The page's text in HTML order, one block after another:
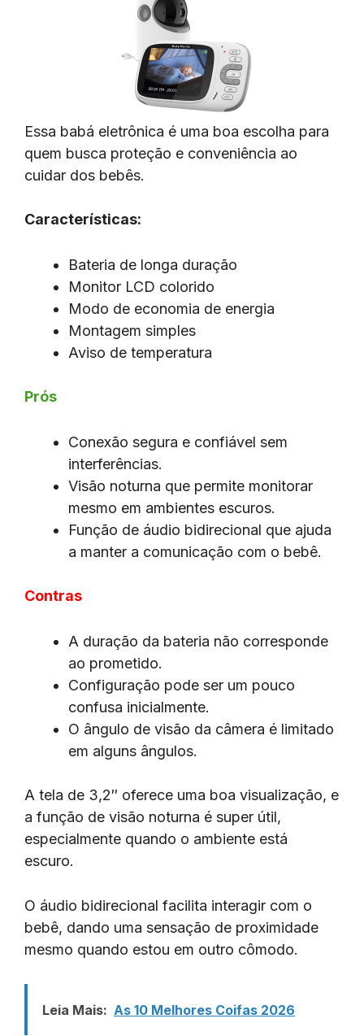
Essa babá eletrônica é uma boa escolha para
quem busca proteção e conveniência ao
cuidar dos bebês.
Características:
Bateria de longa duração
Monitor LCD colorido
Modo de economia de energia
Montagem simples
Aviso de temperatura
Prós
Conexão segura e confiável sem
interferências.
Visão noturna que permite monitorar
mesmo em ambientes escuros.
Função de áudio bidirecional que ajuda
a manter a comunicação com o bebê.
Contras
A duração da bateria não corresponde
ao prometido.
Configuração pode ser um pouco
confusa inicialmente.
O ângulo de visão da câmera é limitado
em alguns ângulos.
A tela de 3,2″ oferece uma boa visualização, e
a função de visão noturna é super útil,
especialmente quando o ambiente está
escuro.
O áudio bidirecional facilita interagir com o
bebê, dando uma sensação de proximidade
mesmo quando estou em outro cômodo.
Leia Mais: As 10 Melhores Coifas 2026